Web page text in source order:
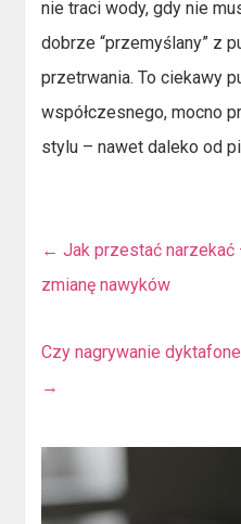
nie traci wody, gdy nie
dobrze “przemyślany” z
przetrwania. To ciekawy
współczesnego, mocno
stylu – nawet daleko od
← Jak przestać
zmianę nawyków
Czy nagrywanie
→